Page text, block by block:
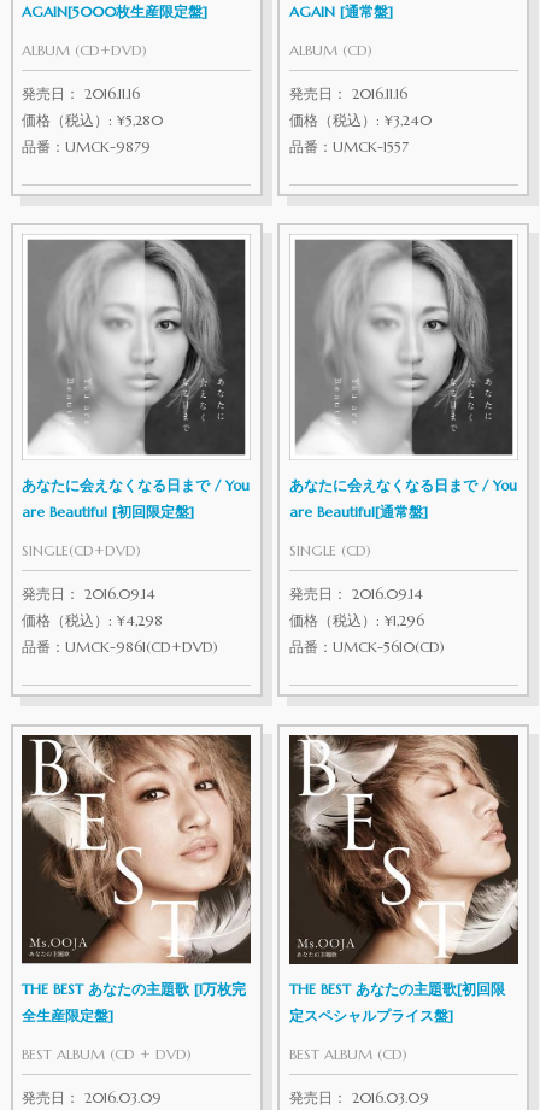
AGAIN[5000枚生産限定盤]
ALBUM (CD+DVD)
発売日： 2016.11.16
価格（税込）: ¥5,280
品番：UMCK-9879
AGAIN [通常盤]
ALBUM (CD)
発売日： 2016.11.16
価格（税込）: ¥3,240
品番：UMCK-1557
あなたに会えなくなる日まで / You
are Beautiful [初回限定盤]
SINGLE(CD+DVD)
発売日： 2016.09.14
価格（税込）: ¥4,298
品番：UMCK-9861(CD+DVD)
あなたに会えなくなる日まで / You
are Beautiful[通常盤]
SINGLE (CD)
発売日： 2016.09.14
価格（税込）: ¥1,296
品番：UMCK-5610(CD)
THE BEST あなたの主題歌 [1万枚完
全生産限定盤]
BEST ALBUM (CD + DVD)
発売日： 2016.03.09
THE BEST あなたの主題歌[初回限
定スペシャルプライス盤]
BEST ALBUM (CD)
発売日： 2016.03.09